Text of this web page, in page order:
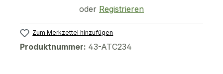
oder Registrieren
Zum Merkzettel hinzufügen
Produktnummer: 43-ATC234